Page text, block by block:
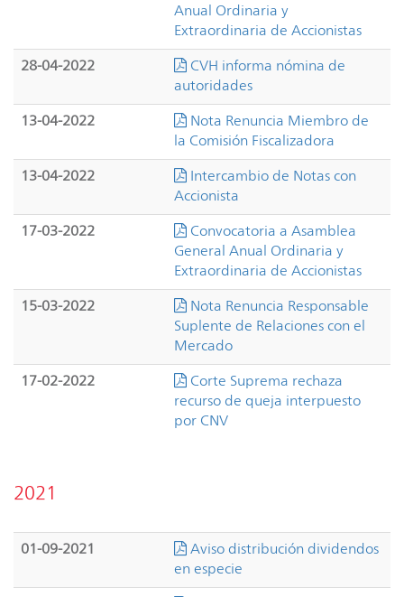
Anual Ordinaria y
Extraordinaria de Accionistas
28-04-2022
CVH informa nómina de
autoridades
13-04-2022
Nota Renuncia Miembro de
la Comisión Fiscalizadora
13-04-2022
Intercambio de Notas con
Accionista
17-03-2022
Convocatoria a Asamblea
General Anual Ordinaria y
Extraordinaria de Accionistas
15-03-2022
Nota Renuncia Responsable
Suplente de Relaciones con el
Mercado
17-02-2022
Corte Suprema rechaza
recurso de queja interpuesto
por CNV
2021
01-09-2021
Aviso distribución dividendos
en especie